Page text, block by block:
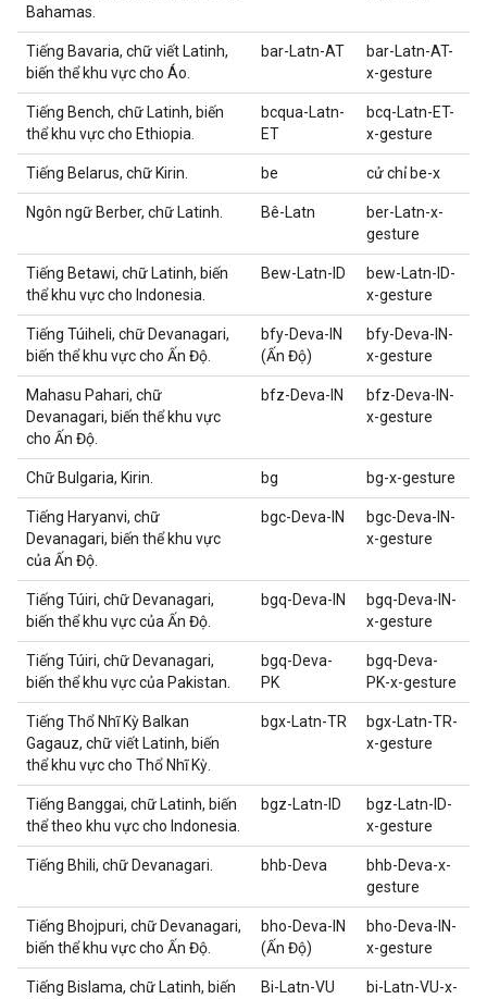
Bahamas.
Tiếng Bavaria, chữ viết Latinh,
biến thể khu vực cho Áo.
bar-Latn-AT
bar-Latn-AT-
x-gesture
Tiếng Bench, chữ Latinh, biến
thể khu vực cho Ethiopia.
bcqua-Latn-
ET
bcq-Latn-ET-
x-gesture
Tiếng Belarus, chữ Kirin. be cử chỉ be-x
Ngôn ngữ Berber, chữ Latinh. Bê-Latn
ber-Latn-x-
gesture
Tiếng Betawi, chữ Latinh, biến
thể khu vực cho Indonesia.
Bew-Latn-ID
bew-Latn-ID-
x-gesture
Tiếng Túiheli, chữ Devanagari,
biến thể khu vực cho Ấn Độ.
bfy-Deva-IN
(Ấn Độ)
bfy-Deva-IN-
x-gesture
Mahasu Pahari, chữ
Devanagari, biến thể khu vực
cho Ấn Độ.
bfz-Deva-IN
bfz-Deva-IN-
x-gesture
Chữ Bulgaria, Kirin. bg bg-x-gesture
Tiếng Haryanvi, chữ
Devanagari, biến thể khu vực
của Ấn Độ.
bgc-Deva-IN
bgc-Deva-IN-
x-gesture
Tiếng Túiri, chữ Devanagari,
biến thể khu vực của Ấn Độ.
bgq-Deva-IN
bgq-Deva-IN-
x-gesture
Tiếng Túiri, chữ Devanagari,
biến thể khu vực của Pakistan.
bgq-Deva-
PK
bgq-Deva-
PK-x-gesture
Tiếng Thổ Nhĩ Kỳ Balkan
Gagauz, chữ viết Latinh, biến
thể khu vực cho Thổ Nhĩ Kỳ.
bgx-Latn-TR
bgx-Latn-TR-
x-gesture
Tiếng Banggai, chữ Latinh, biến
thể theo khu vực cho Indonesia.
bgz-Latn-ID
bgz-Latn-ID-
x-gesture
Tiếng Bhili, chữ Devanagari. bhb-Deva
bhb-Deva-x-
gesture
Tiếng Bhojpuri, chữ Devanagari,
biến thể khu vực cho Ấn Độ.
bho-Deva-IN
(Ấn Độ)
bho-Deva-IN-
x-gesture
Tiếng Bislama, chữ Latinh, biến
Bi-Latn-VU
bi-Latn-VU-x-